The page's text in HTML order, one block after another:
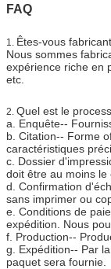
FAQ
1. Êtes-vous
Nous sommes
expérience riche en
etc.
2. Quel est le
a. Enquête--
b. Citation-- Forme
caractéristiques
c. Dossier
doit être au moins le
d. Confirmation
sans imprimer ou
e. Conditions de
expédition. Nous
f. Production--
g. Expédition-- Par
paquet sera fournie.